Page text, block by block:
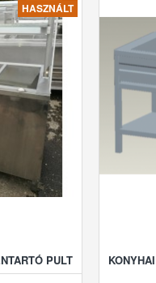
HASZNÁLT
PULT